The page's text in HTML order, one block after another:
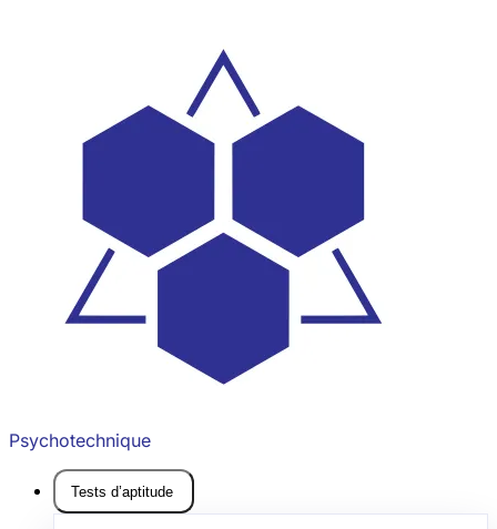
Psychotechnique
Tests d’aptitude